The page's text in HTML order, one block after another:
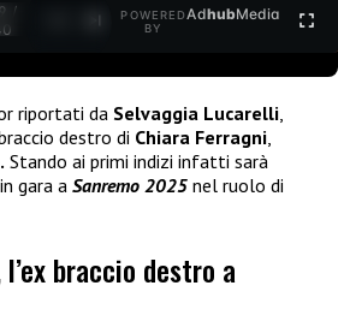
/
POWERED
BY
AdhubMedia
riportati da Selvaggia Lucarelli
destro di Chiara Ferragni
Stando ai primi indizi infatti sarà
gara a Sanremo 2025 nel ruolo di
braccio destro a